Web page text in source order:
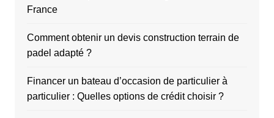
France
Comment obtenir un devis construction terrain de
padel adapté ?
Financer un bateau d’occasion de particulier à
particulier : Quelles options de crédit choisir ?